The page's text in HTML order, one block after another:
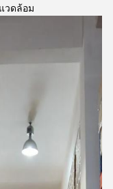
วดล้อม